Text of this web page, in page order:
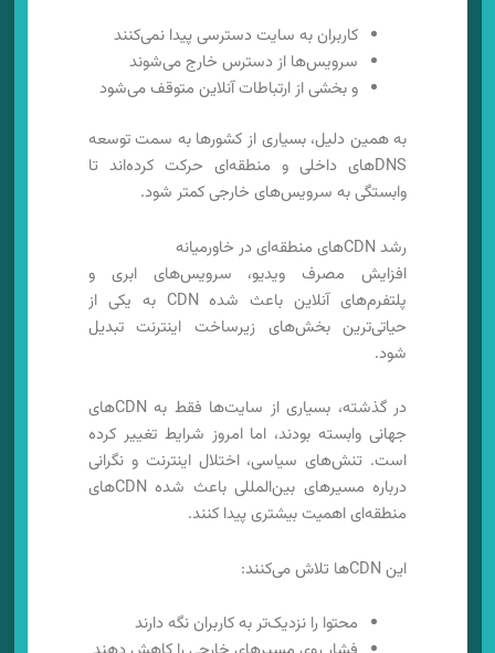
کاربران به سایت دسترسی پیدا نمی‌کنند
سرویس‌ها از دسترس خارج می‌شوند
و بخشی از ارتباطات آنلاین متوقف می‌شود
به همین دلیل، بسیاری از کشورها به سمت توسعه
DNSهای داخلی و منطقه‌ای حرکت کرده‌اند تا
وابستگی به سرویس‌های خارجی کمتر شود.
رشد CDNهای منطقه‌ای در خاورمیانه
افزایش مصرف ویدیو، سرویس‌های ابری و
پلتفرم‌های آنلاین باعث شده CDN به یکی از
حیاتی‌ترین بخش‌های زیرساخت اینترنت تبدیل
شود.
در گذشته، بسیاری از سایت‌ها فقط به CDNهای
جهانی وابسته بودند، اما امروز شرایط تغییر کرده
است. تنش‌های سیاسی، اختلال اینترنت و نگرانی
درباره مسیرهای بین‌المللی باعث شده CDNهای
منطقه‌ای اهمیت بیشتری پیدا کنند.
این CDNها تلاش می‌کنند:
محتوا را نزدیک‌تر به کاربران نگه دارند